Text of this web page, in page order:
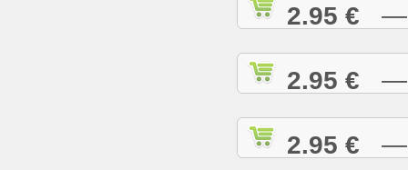
2.95 € —
2.95 € —
2.95 € —